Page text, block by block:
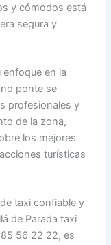
y cómodos está
segura y
en la
ponte se
profesionales y
de la zona,
los mejores
turísticas
taxi confiable y
de Parada taxi
56 22 22, es